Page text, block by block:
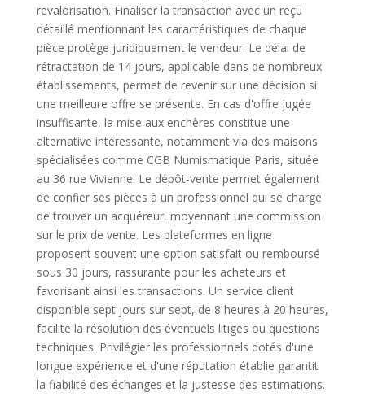
revalorisation. Finaliser la transaction avec un reçu
détaillé mentionnant les caractéristiques de chaque
pièce protège juridiquement le vendeur. Le délai de
rétractation de 14 jours, applicable dans de nombreux
établissements, permet de revenir sur une décision si
une meilleure offre se présente. En cas d'offre jugée
insuffisante, la mise aux enchères constitue une
alternative intéressante, notamment via des maisons
spécialisées comme CGB Numismatique Paris, située
au 36 rue Vivienne. Le dépôt-vente permet également
de confier ses pièces à un professionnel qui se charge
de trouver un acquéreur, moyennant une commission
sur le prix de vente. Les plateformes en ligne
proposent souvent une option satisfait ou remboursé
sous 30 jours, rassurante pour les acheteurs et
favorisant ainsi les transactions. Un service client
disponible sept jours sur sept, de 8 heures à 20 heures,
facilite la résolution des éventuels litiges ou questions
techniques. Privilégier les professionnels dotés d'une
longue expérience et d'une réputation établie garantit
la fiabilité des échanges et la justesse des estimations.